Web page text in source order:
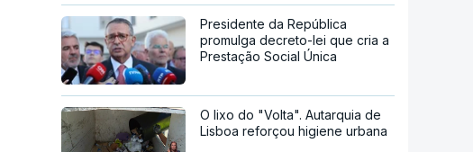
Presidente da República
promulga decreto-lei que cria a
Prestação Social Única
O lixo do "Volta". Autarquia de
Lisboa reforçou higiene urbana